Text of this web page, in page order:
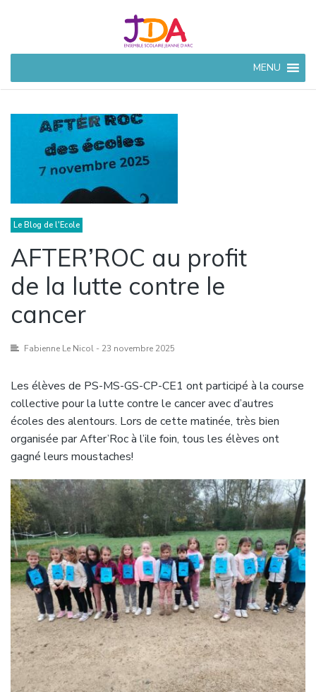
D'ARC
Ensemble Scolaire à
MENU
Le Blog de l'Ecole
AFTER’ROC au profit
de la lutte contre le
cancer
Fabienne Le Nicol - 23 novembre 2025
Les élèves de PS-MS-GS-CP-CE1 ont participé à la course
collective pour la lutte contre le cancer avec d’autres
écoles des alentours. Lors de cette matinée, très bien
organisée par After’Roc à l’ile foin, tous les élèves ont
gagné leurs moustaches!